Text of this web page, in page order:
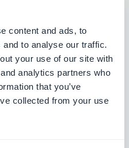
content and ads, to
to analyse our traffic.
your use of our site with
analytics partners who
that you’ve
collected from your use
del cliente y